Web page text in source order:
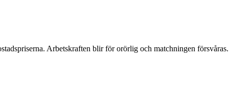
Arbetskraften blir för orörlig och matchningen